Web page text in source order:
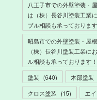
八王子市での外壁塗装・
は（株）長谷川塗装工業
ブル相談も承っております
昭島市での外壁塗装・屋
（株）長谷川塗装工業に
ル相談も承っております！
塗装 (640) 木部塗装
クロス塗装 (15) エ